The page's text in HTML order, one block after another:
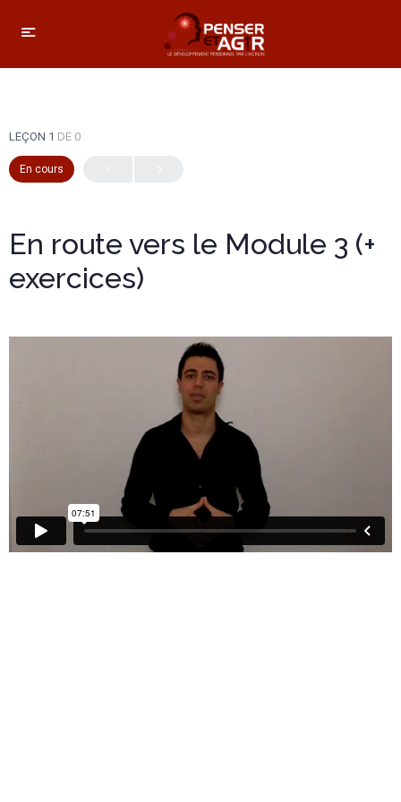
LEÇON 1 DE 0
En cours
En route vers le Module 3 (+
exercices)